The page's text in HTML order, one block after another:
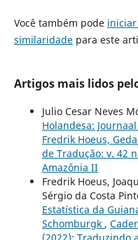
Você também pode
similaridadepara este
Artigos mais lidos
Julio Cesar Neves
Holandesa:
Fredrik Hoeus,
de Tradução: v. 42
Amazônia II
Fredrik Hoeus,
Sérgio da Costa
Estatística da
Schomburgk ,